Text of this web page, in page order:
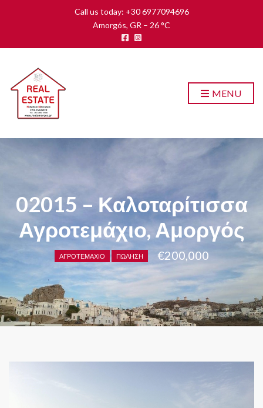
Call us today: +30 6977094696
Amorgós, GR – 26 C
MENU
02015 – Καλοταρίτισσα
Αγροτεμάχιο, Αμοργός
ΑΓΡΟΤΕΜΆΧΙΟ ΠΏΛΗΣΗ €200,000